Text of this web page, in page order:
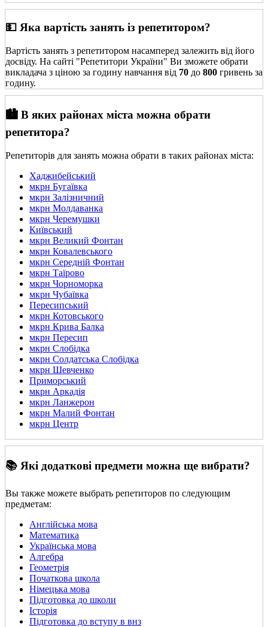
💵 Яка вартість занять із репетитором?
Вартість занять з репетитором насамперед залежить від його
досвіду. На сайті "Репетитори України" Ви зможете обрати
викладача з ціною за годину навчання від 70 до 800 гривень за
годину.
🏙️ В яких районах міста можна обрати
репетитора?
Репетиторів для занять можна обрати в таких районах міста:
Хаджибейський
мкрн Бугаївка
мкрн Залізничний
мкрн Молдаванка
мкрн Черемушки
Київський
мкрн Великий Фонтан
мкрн Ковалевського
мкрн Середній Фонтан
мкрн Таїрово
мкрн Чорноморка
мкрн Чубаївка
Пересипський
мкрн Котовського
мкрн Крива Балка
мкрн Пересип
мкрн Слобідка
мкрн Солдатська Слобідка
мкрн Шевченко
Приморський
мкрн Аркадія
мкрн Ланжерон
мкрн Малий Фонтан
мкрн Центр
📚 Які додаткові предмети можна ще вибрати?
Вы также можете выбрать репетиторов по следующим
предметам:
Англійська мова
Математика
Українська мова
Алгебра
Геометрія
Початкова школа
Німецька мова
Підготовка до школи
Історія
Підготовка до вступу в внз